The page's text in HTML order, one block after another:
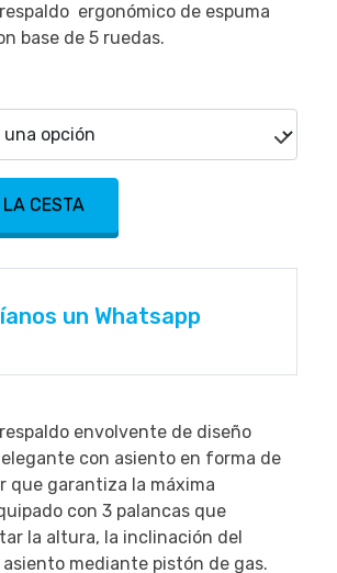
ergonómico de espuma
base de 5 ruedas.
CESTA
un Whatsapp
envolvente de diseño
con asiento en forma de
que garantiza la máxima
con 3 palancas que
la altura, la inclinación del
mediante pistón de gas.